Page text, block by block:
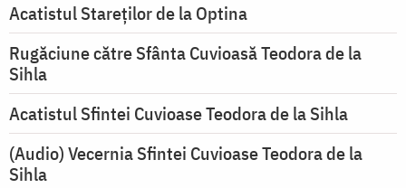
Acatistul Stareţilor de la Optina
Rugăciune către Sfânta Cuvioasă Teodora de la
Sihla
Acatistul Sfintei Cuvioase Teodora de la Sihla
(Audio) Vecernia Sfintei Cuvioase Teodora de la
Sihla